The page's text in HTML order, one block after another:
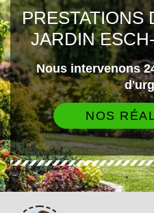
PRESTATIONS
JARDIN
Nous intervenons
NOS